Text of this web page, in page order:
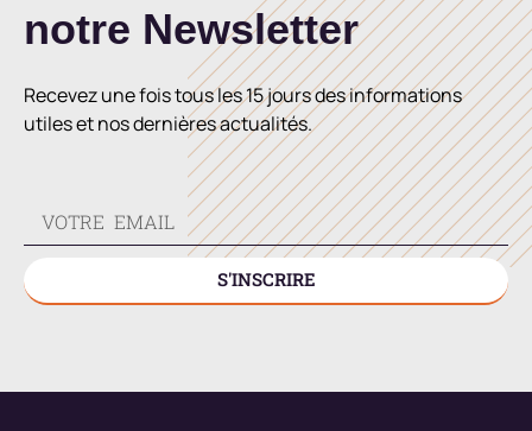
notre Newsletter
Recevez une fois tous les 15 jours des informations
utiles et nos dernières actualités.
S'INSCRIRE